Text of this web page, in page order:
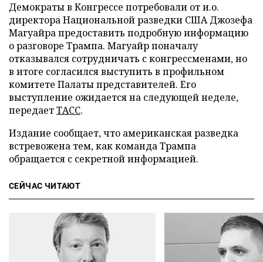
Демократы в Конгрессе потребовали от и.о.
директора Национальной разведки США Джозефа
Магуайра предоставить подробную информацию
о разговоре Трампа. Магуайр поначалу
отказывался сотрудничать с конгрессменами, но
в итоге согласился выступить в профильном
комитете Палаты представителей. Его
выступление ожидается на следующей неделе,
передаетТАСС.
Издание сообщает, что американская разведка
встревожена тем, как команда Трампа
обращается с секретной информацией.
СЕЙЧАС ЧИТАЮТ